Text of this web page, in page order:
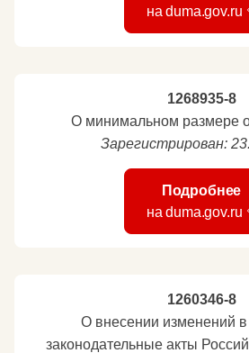
на duma.gov.ru
1268935-8
О минимальном размере
Зарегистрирован:
Подробнее
на duma.gov.ru
1260346-8
О внесении изменений
законодательные акты